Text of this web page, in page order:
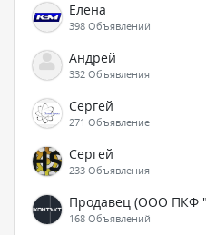
Елена
398 Объявлений
Андрей
332 Объявления
Сергей
271 Объявление
Сергей
233 Объявления
Продавец (ООО ПКФ
168 Объявлений